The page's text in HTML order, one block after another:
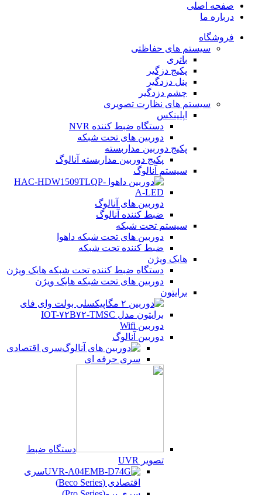
صفحه اصلی
درباره ما
فروشگاه
سیستم های حفاظتی
باتری
پکیج دزگیر
پنل دزدگیر
چشم دزدگیر
سیستم های نظارت تصویری
اپلینکس
دستگاه ضبط کننده NVR
دوربین های تحت شبکه
پکیج دوربین مداربسته
پکیج دوربین مداربسته آنالوگ
سیستم آنالوگ
دوربین های آنالوگ
ضبط کننده آنالوگ
سیستم تحت شبکه
دوربین های تحت شبکه داهوا
ضبط کننده تحت شبکه
هایک ویژن
دستگاه ضبط کننده تحت شبکه هایک ویژن
دوربین های تحت شبکه هایک ویژن
برایتون
دوربین Wifi
دوربین آنالوگ
سری اقتصادی
سری حرفه ای
دستگاه ضبط
تصویر UVR
سری
اقتصادی (Beco Series)